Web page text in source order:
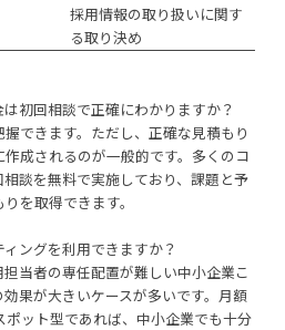
採用情報の取り扱いに関す
る取り決め
初回相談で正確にわかりますか？
できます。ただし、正確な見積もり
成されるのが一般的です。多くのコ
談を無料で実施しており、課題と予
を取得できます。
ングを利用できますか？
当者の専任配置が難しい中小企業こ
果が大きいケースが多いです。月額
ット型であれば、中小企業でも十分